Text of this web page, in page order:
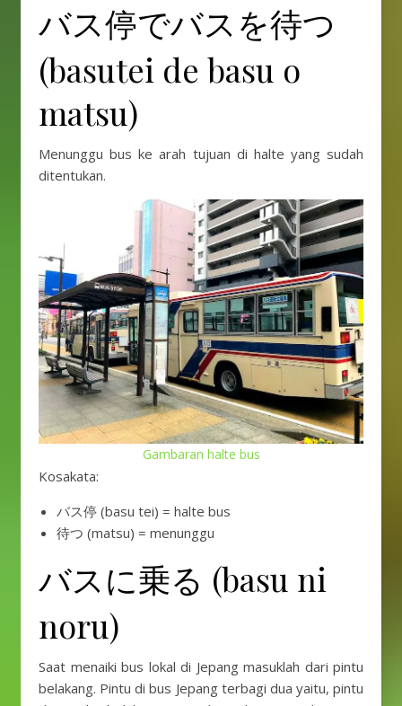
バス停でバスを待つ
(basutei de basu o
matsu)
Menunggu bus ke arah tujuan di halte yang sudah
ditentukan.
Gambaran halte bus
Kosakata:
バス停 (basu tei) = halte bus
待つ (matsu) = menunggu
バスに乗る (basu ni
noru)
Saat menaiki bus lokal di Jepang masuklah dari pintu
belakang. Pintu di bus Jepang terbagi dua yaitu, pintu